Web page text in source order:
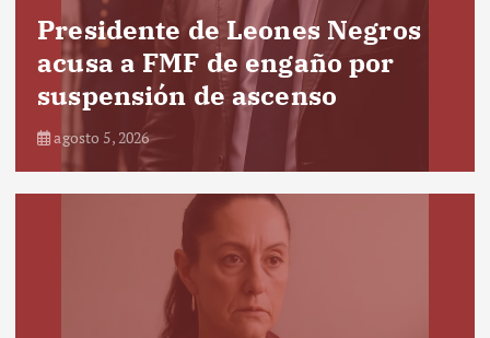
Presidente de Leones Negros
acusa a FMF de engaño por
suspensión de ascenso
agosto 5, 2026